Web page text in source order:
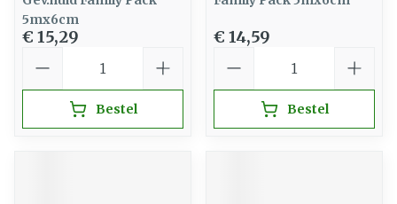
5mx6cm
€ 15,29
Bestel
€ 14,59
Bestel